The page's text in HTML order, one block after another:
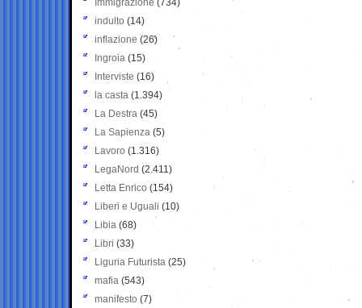
Immigrazione (734)
indulto (14)
inflazione (26)
Ingroia (15)
Interviste (16)
la casta (1.394)
La Destra (45)
La Sapienza (5)
Lavoro (1.316)
LegaNord (2.411)
Letta Enrico (154)
Liberi e Uguali (10)
Libia (68)
Libri (33)
Liguria Futurista (25)
mafia (543)
manifesto (7)